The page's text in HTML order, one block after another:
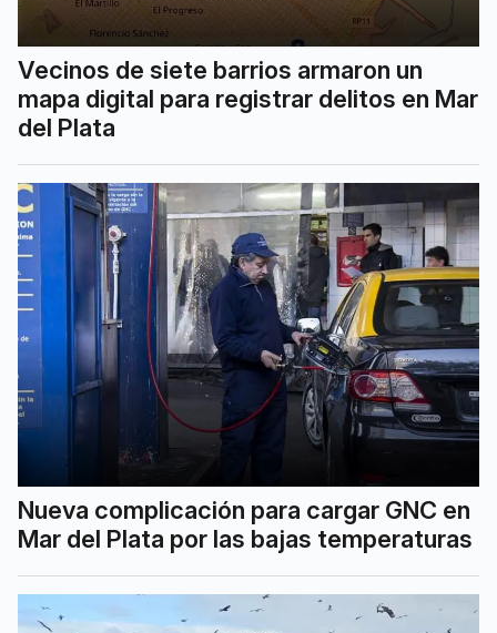
Vecinos de siete barrios armaron un
mapa digital para registrar delitos en Mar
del Plata
Nueva complicación para cargar GNC en
Mar del Plata por las bajas temperaturas